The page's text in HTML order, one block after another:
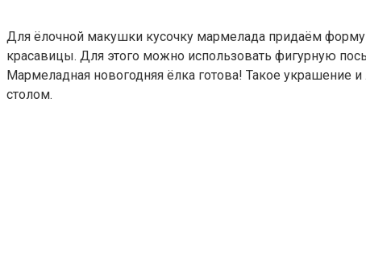
Для ёлочной макушки кусочку мармелада придаём
красавицы. Для этого можно использовать фигурную
Мармеладная новогодняя ёлка готова! Такое
столом.